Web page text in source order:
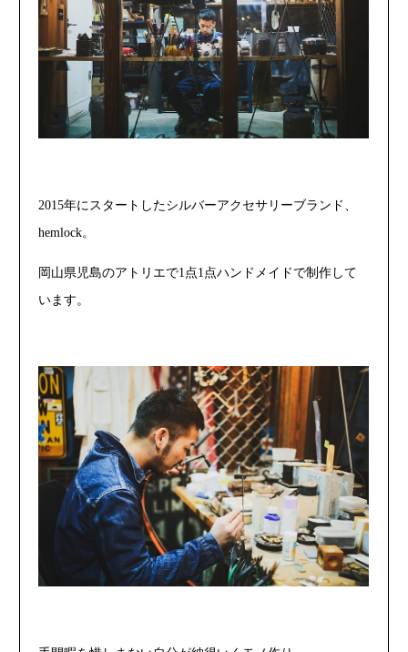
2015年にスタートしたシルバーアクセサリーブランド、
hemlock。
岡山県児島のアトリエで1点1点ハンドメイドで制作して
います。